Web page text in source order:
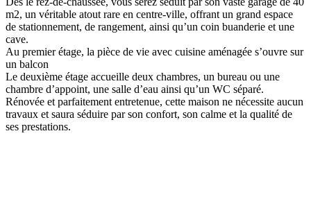
m2, un véritable atout rare en centre-ville, offrant un grand espace
de stationnement, de rangement, ainsi qu’un coin buanderie et une
cave.
Au premier étage, la pièce de vie avec cuisine aménagée s’ouvre sur
un balcon
Le deuxième étage accueille deux chambres, un bureau ou une
chambre d’appoint, une salle d’eau ainsi qu’un WC séparé.
Rénovée et parfaitement entretenue, cette maison ne nécessite aucun
travaux et saura séduire par son confort, son calme et la qualité de
ses prestations.